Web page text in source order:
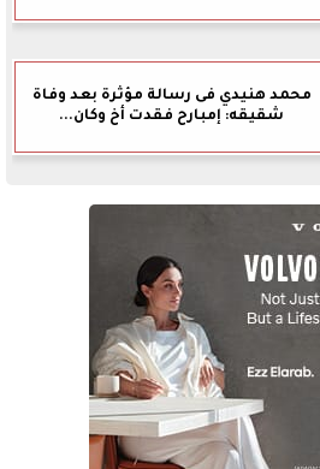
محمد هنيدي فى رسالة مؤثرة بعد وفاة
شقيقه: إمبارح فقدت أخ وكان...